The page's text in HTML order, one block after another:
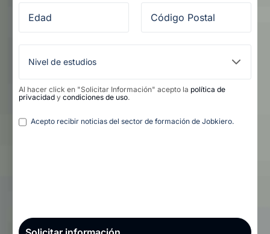
Al hacer click en "Solicitar Información" acepto la política de
privacidad y condiciones de uso.
Legal
Acepto recibir noticias del sector de formación de Jobkiero.